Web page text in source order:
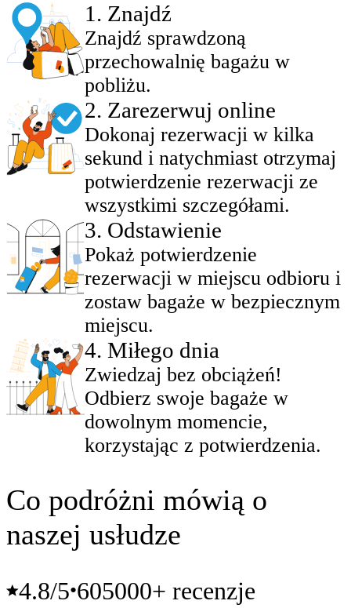
1 . Znajdź
Znajdź sprawdzoną
przechowalnię bagażu w
pobliżu.
2. Zarezerwuj online
Dokonaj rezerwacji w kilka
sekund i natychmiast otrzymaj
potwierdzenie rezerwacji ze
wszystkimi szczegółami.
3. Odstawienie
Pokaż potwierdzenie
rezerwacji w miejscu odbioru i
zostaw bagaże w bezpiecznym
miejscu.
4. Miłego dnia
Zwiedzaj bez obciążeń!
Odbierz swoje bagaże w
dowolnym momencie,
korzystając z potwierdzenia.
Co podróżni mówią o
naszej usłudze
4.8/5•605000+ recenzje